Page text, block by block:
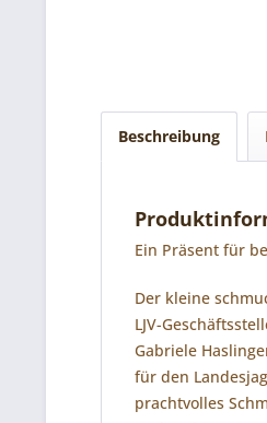
Beschreibung
Ein Präsent für
Der kleine
LJV-
Gabriele
für den
prachtvolles